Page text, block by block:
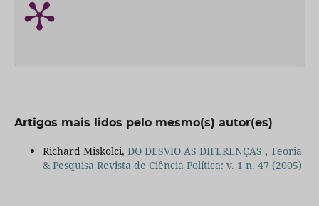
Artigos mais lidos pelo mesmo(s) autor(es)
Richard Miskolci, DO DESVIO ÀS DIFERENÇAS , Teoria
& Pesquisa Revista de Ciência Política: v. 1 n. 47 (2005)